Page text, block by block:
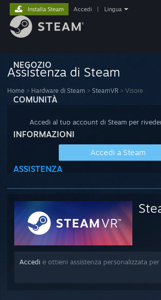
NEGOZIO
COMUNITÀ
INFORMAZIONI
ASSISTENZA
Installa Steam Accedi Lingua
Assistenza di Steam
Home > Hardware di Steam > SteamVR > Visore
Accedi al tuo account di Steam per
Accedi a Steam
Accedi e ottieni assistenza personalizzata per